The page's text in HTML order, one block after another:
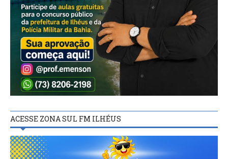
ACESSE ZONA SUL FM ILHÉUS